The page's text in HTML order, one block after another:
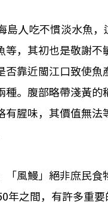
島人吃不慣淡水魚
等，其初也是敬謝不
靠近閩江口致使魚
。腹部略帶淺黃的
腥味，其價值無法
「風鰻」絕非庶民
年之間，有許多重